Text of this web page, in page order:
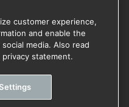
moment
customer experience,
and enable the
media. Also read
statement.